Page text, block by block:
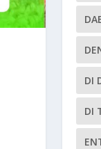
DI
DI